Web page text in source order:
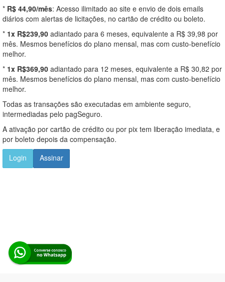
* R$ 44,90/mês: Acesso ilimitado ao site e envio de dois emails
diários com alertas de licitações, no cartão de crédito ou boleto.
* 1x R$239,90 adiantado para 6 meses, equivalente a R$ 39,98 por
mês. Mesmos benefícios do plano mensal, mas com custo-benefício
melhor.
* 1x R$369,90 adiantado para 12 meses, equivalente a R$ 30,82 por
mês. Mesmos benefícios do plano mensal, mas com custo-benefício
melhor.
Todas as transações são executadas em ambiente seguro,
intermediadas pelo pagSeguro.
A ativação por cartão de crédito ou por pix tem liberação imediata, e
por boleto depois da compensação.
Login
Assinar